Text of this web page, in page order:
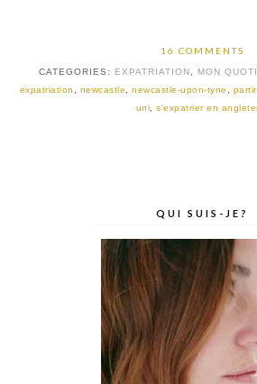
16 COMMENTS
CATEGORIES: EXPATRIATION MON
expatriation
newcastle ,newcastle-upon-tyne
uni
s'expatrier en
QUI SUIS-JE?